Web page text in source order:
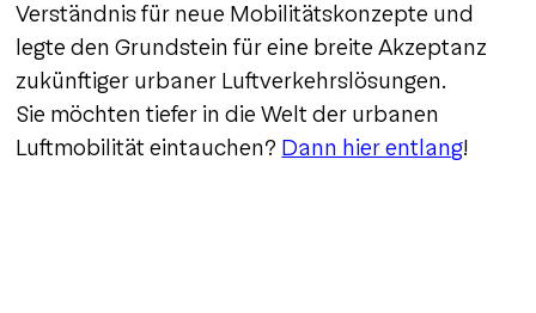
Verständnis für neue Mobilitätskonzepte und
legte den Grundstein für eine breite Akzeptanz
zukünftiger urbaner Luftverkehrslösungen.
Sie möchten tiefer in die Welt der urbanen
Luftmobilität eintauchen? Dann hier entlang!